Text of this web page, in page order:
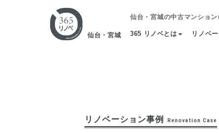
仙台・宮城
仙台・宮城の中古マンショ
365 リノベとは リノベ
リノベーション事例 Renovation Case